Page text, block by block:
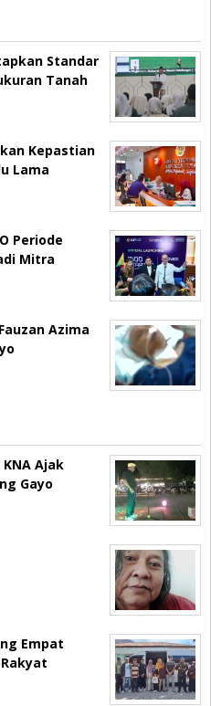
Standar
Tanah
Kepastian
Lama
Periode
Mitra
Azima
Ajak
Gayo
Empat